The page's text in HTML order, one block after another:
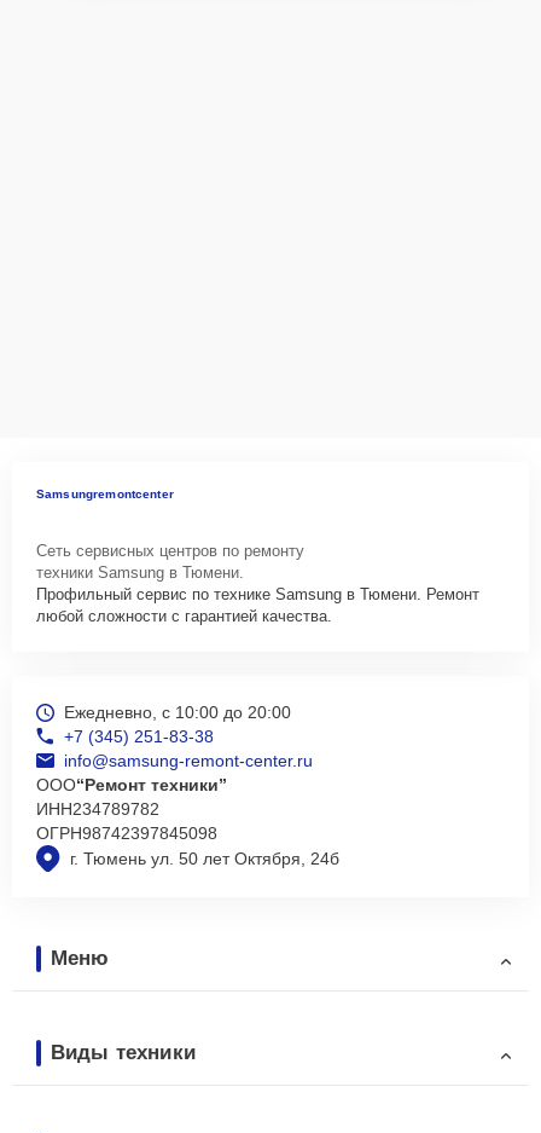
Samsungremontcenter
Сеть сервисных центров по ремонту
техники Samsung в Тюмени.
Профильный сервис по технике Samsung в Тюмени. Ремонт
любой сложности с гарантией качества.
г. Тюмень ул. 50 лет Октября, 24б
Ежедневно, с 10:00 до 20:00
+7 (345) 251-83-38
info@samsung-remont-center.ru
ООО“Ремонт техники”
ИНН234789782
ОГРН98742397845098
Меню
Виды техники